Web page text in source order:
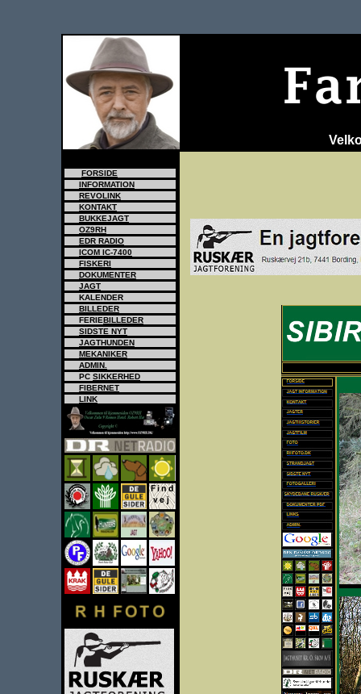
FORSIDE
INFORMATION
REVOLINK
KONTAKT
BUKKEJAGT
OZ9RH
EDR RADIO
ICOM IC-7400
FISKERI
DOKUMENTER
JAGT
KALENDER
BILLEDER
FERIEBILLEDER
SIDSTE NYT
JAGTHUNDEN
MEKANIKER
ADMIN.
PC SIKKERHED
FIBERNET
LINK